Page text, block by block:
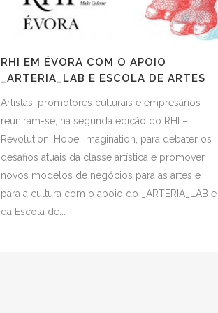
RHI EM ÉVORA COM O APOIO
_ARTERIA_LAB E ESCOLA DE ARTES
Artistas, promotores culturais e empresários
reuniram-se, na segunda edição do RHI –
Revolution, Hope, Imagination, para debater os
desafios atuais da classe artística e promover
novos modelos de negócios para as artes e
para a cultura com o apoio do _ARTERIA_LAB e
da Escola de...